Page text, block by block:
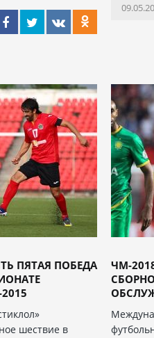
ПЯТАЯ ПОБЕДА
шествие в
ЧМ-